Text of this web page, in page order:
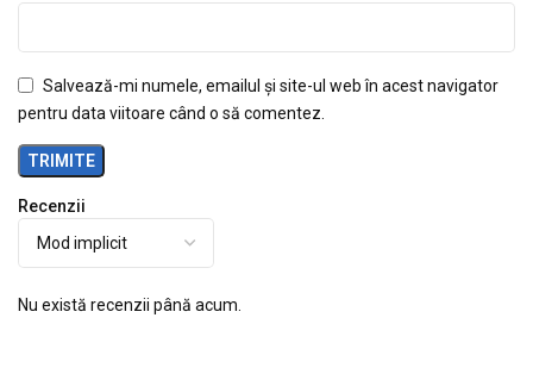
Recenzii
Nu există recenzii până acum.
Salvează-mi numele, emailul și site-ul web în acest navigator
pentru data viitoare când o să comentez.